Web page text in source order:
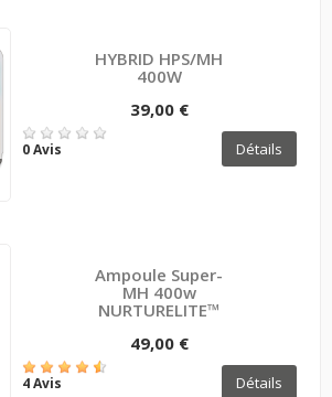
HYBRID HPS/MH
400W
39,00 €
0 Avis Détails
Ampoule Super-
MH 400w
NURTURELITE™
49,00 €
4 Avis Détails